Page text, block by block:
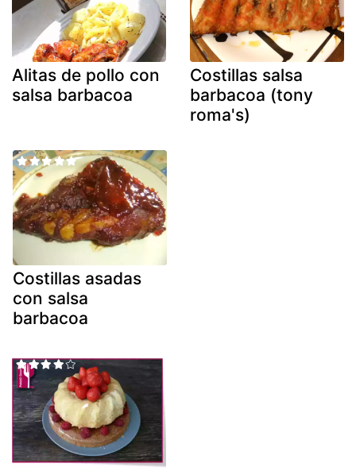
Alitas de pollo con
salsa barbacoa
Costillas salsa
barbacoa (tony
roma's)
Costillas asadas
con salsa
barbacoa